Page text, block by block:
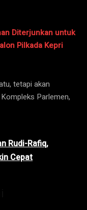
Diterjunkan untuk
Pilkada Kepri
tetapi akan
Parlemen,
Rudi-Rafiq,
Cepat